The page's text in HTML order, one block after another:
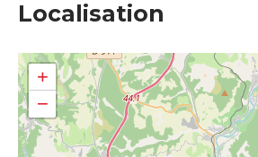
Localisation
+
−